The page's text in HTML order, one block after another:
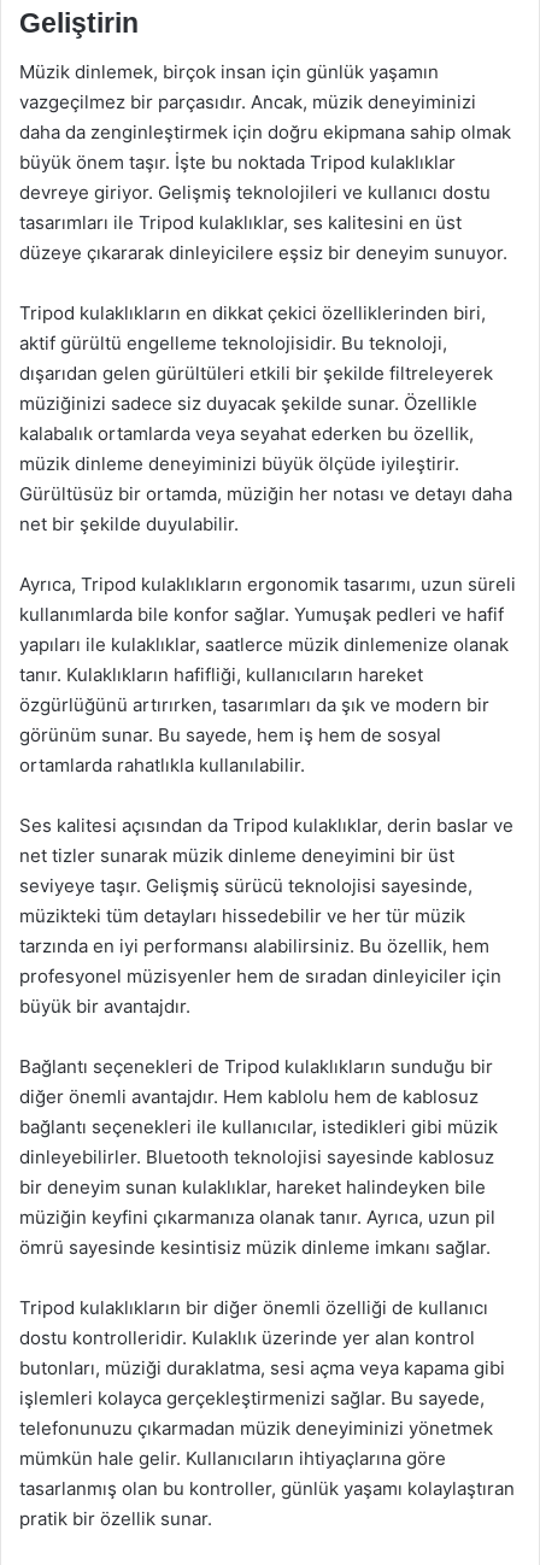
Geliştirin
Müzik dinlemek, birçok insan için günlük yaşamın
vazgeçilmez bir parçasıdır. Ancak, müzik deneyiminizi
daha da zenginleştirmek için doğru ekipmana sahip olmak
büyük önem taşır. İşte bu noktada Tripod kulaklıklar
devreye giriyor. Gelişmiş teknolojileri ve kullanıcı dostu
tasarımları ile Tripod kulaklıklar, ses kalitesini en üst
düzeye çıkararak dinleyicilere eşsiz bir deneyim sunuyor.
Tripod kulaklıkların en dikkat çekici özelliklerinden biri,
aktif gürültü engelleme teknolojisidir. Bu teknoloji,
dışarıdan gelen gürültüleri etkili bir şekilde filtreleyerek
müziğinizi sadece siz duyacak şekilde sunar. Özellikle
kalabalık ortamlarda veya seyahat ederken bu özellik,
müzik dinleme deneyiminizi büyük ölçüde iyileştirir.
Gürültüsüz bir ortamda, müziğin her notası ve detayı daha
net bir şekilde duyulabilir.
Ayrıca, Tripod kulaklıkların ergonomik tasarımı, uzun süreli
kullanımlarda bile konfor sağlar. Yumuşak pedleri ve hafif
yapıları ile kulaklıklar, saatlerce müzik dinlemenize olanak
tanır. Kulaklıkların hafifliği, kullanıcıların hareket
özgürlüğünü artırırken, tasarımları da şık ve modern bir
görünüm sunar. Bu sayede, hem iş hem de sosyal
ortamlarda rahatlıkla kullanılabilir.
Ses kalitesi açısından da Tripod kulaklıklar, derin baslar ve
net tizler sunarak müzik dinleme deneyimini bir üst
seviyeye taşır. Gelişmiş sürücü teknolojisi sayesinde,
müzikteki tüm detayları hissedebilir ve her tür müzik
tarzında en iyi performansı alabilirsiniz. Bu özellik, hem
profesyonel müzisyenler hem de sıradan dinleyiciler için
büyük bir avantajdır.
Bağlantı seçenekleri de Tripod kulaklıkların sunduğu bir
diğer önemli avantajdır. Hem kablolu hem de kablosuz
bağlantı seçenekleri ile kullanıcılar, istedikleri gibi müzik
dinleyebilirler. Bluetooth teknolojisi sayesinde kablosuz
bir deneyim sunan kulaklıklar, hareket halindeyken bile
müziğin keyfini çıkarmanıza olanak tanır. Ayrıca, uzun pil
ömrü sayesinde kesintisiz müzik dinleme imkanı sağlar.
Tripod kulaklıkların bir diğer önemli özelliği de kullanıcı
dostu kontrolleridir. Kulaklık üzerinde yer alan kontrol
butonları, müziği duraklatma, sesi açma veya kapama gibi
işlemleri kolayca gerçekleştirmenizi sağlar. Bu sayede,
telefonunuzu çıkarmadan müzik deneyiminizi yönetmek
mümkün hale gelir. Kullanıcıların ihtiyaçlarına göre
tasarlanmış olan bu kontroller, günlük yaşamı kolaylaştıran
pratik bir özellik sunar.